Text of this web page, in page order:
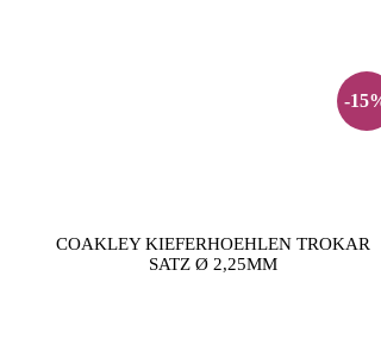
-
COAKLEY KIEFERHOEHLEN TROKAR
SATZ Ø 2,25MM